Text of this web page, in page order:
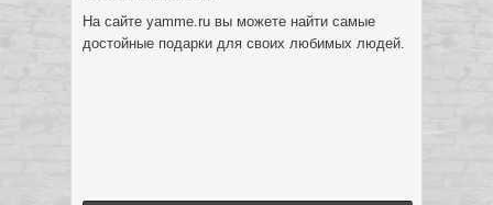
На сайте yamme.ru вы можете найти самые
достойные подарки для своих любимых людей.